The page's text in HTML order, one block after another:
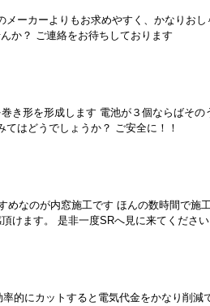
ーカーよりもお求めやすく、かなりお
んか？ ご連絡をお待ちしております
形を形成します 電池が３個ならばそ
はどうでしょうか？ ご安全に！！
なのが内窓施工です ほんの数時間で施
けます。 是非一度SRへ見に来てくださ
的にカットすると電気代金をかなり削